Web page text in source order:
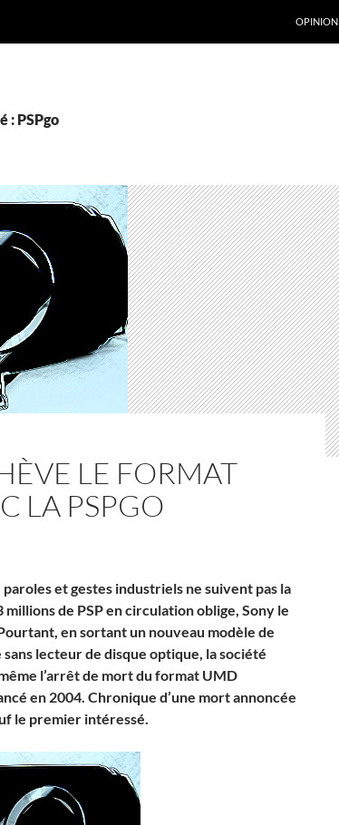
OPINION
: PSPgo
LE FORMAT
LA PSPGO
et gestes industriels ne suivent pas la
de PSP en circulation oblige, Sony le
en sortant un nouveau modèle de
lecteur de disque optique, la société
l’arrêt de mort du format UMD
en 2004. Chronique d’une mort annoncée
le premier intéressé.